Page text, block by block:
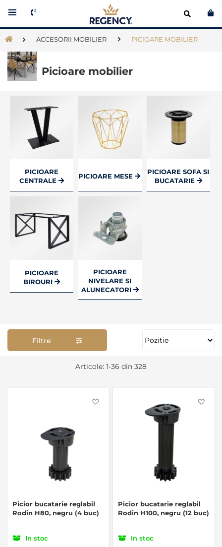
ACCESORII MOBILIER PICIOARE MOBILIER
Picioare mobilier
PICIOARE
CENTRALE
PICIOARE MESE
PICIOARE SOFA SI
BUCATARIE
PICIOARE
BIROURI
PICIOARE
NIVELARE SI
ALUNECATORI
Articole: 1-36 din 328
Picior bucatarie reglabil
Rodin H80, negru (4 buc)
In stoc
Picior bucatarie reglabil
Rodin H100, negru (12 buc)
In stoc
Filtre